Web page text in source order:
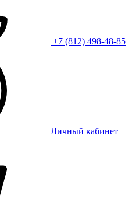
+7 (812) 498-48-85
Личный кабинет